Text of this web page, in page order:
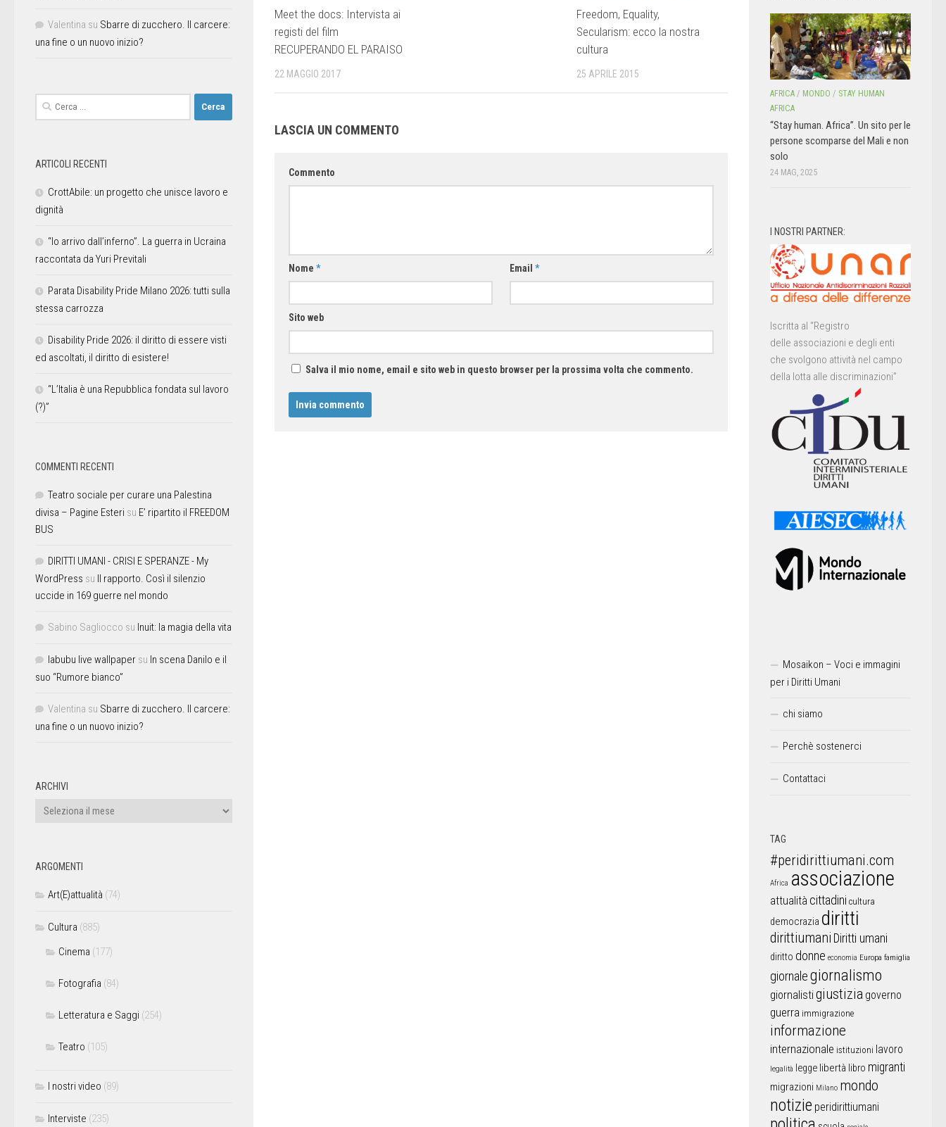
Meet the docs: Intervista ai
registi del film
RECUPERANDO EL PARAISO
22 MAGGIO 2017
Freedom, Equality,
Secularism: ecco la nostra
cultura
25 APRILE 2015
LASCIA UN COMMENTO
Commento
Nome * Email*
Sito web
Salva il mio nome, email e sito web in questo browser per la prossima volta che commento.
Valentina su Sbarre di zucchero. Il carcere:
una fine o un nuovo inizio?
ARTICOLI RECENTI
CrottAbile: un progetto che unisce lavoro e
dignità
“Io arrivo dall’inferno”. La guerra in Ucraina
raccontata da Yuri Previtali
Parata Disability Pride Milano 2026: tutti sulla
stessa carrozza
Disability Pride 2026: il diritto di essere visti
ed ascoltati, il diritto di esistere!
“L’Italia è una Repubblica fondata sul lavoro
(?)”
COMMENTI RECENTI
Teatro sociale per curare una Palestina
divisa – Pagine Esteri su E’ ripartito il FREEDOM
BUS
DIRITTI UMANI - CRISI E SPERANZE - My
WordPress su Il rapporto. Così il silenzio
uccide in 169 guerre nel mondo
Sabino Sagliocco su Inuit: la magia della vita
labubu live wallpaper su In scena Danilo e il
suo “Rumore bianco”
Valentina su Sbarre di zucchero. Il carcere:
una fine o un nuovo inizio?
ARCHIVI
ARGOMENTI
Art(E)attualità (74)
Cultura (885)
Cinema (177)
Fotografia (84)
Letteratura e Saggi (254)
Teatro (105)
I nostri video (89)
Interviste (235)
AFRICA / MONDO / STAY HUMAN
AFRICA
“Stay human. Africa”. Un sito per le
persone scomparse del Mali e non
solo
24 MAG, 2025
I NOSTRI PARTNER:
Iscritta al “Registro
delle associazioni e degli enti
che svolgono attività nel campo
della lotta alle discriminazioni”
Mosaikon – Voci e immagini
per i Diritti Umani
chi siamo
Perchè sostenerci
Contattaci
TAG
#peridirittiumani.com
Africa associazione
attualità cittadini cultura
democrazia diritti
dirittiumani Diritti umani
diritto donne economia Europa famiglia
giornalegiornalismo
giornalistigiustizia governo
guerra immigrazione
informazione
internazionale istituzioni lavoro
legalità legge libertà libro migranti
migrazioni Milano mondo
notizie peridirittiumani